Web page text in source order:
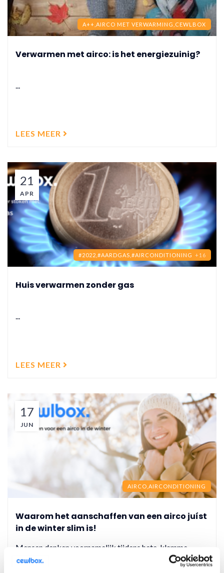
A++, AIRCO MET VERWARMING, CEWLBOX
Verwarmen met airco: is het energiezuinig?
...
LEES MEER
21
APR
#2022, #AARDGAS, #AIRCONDITIONING +16
Huis verwarmen zonder gas
...
LEES MEER
17
JUN
AIRCO, AIRCONDITIONING
Waarom het aanschaffen van een airco juíst
in de winter slim is!
Mensen denken voornamelijk tijdens hete, klamme
zomerdagen aan een airco voor verkoeling in huis. Nu